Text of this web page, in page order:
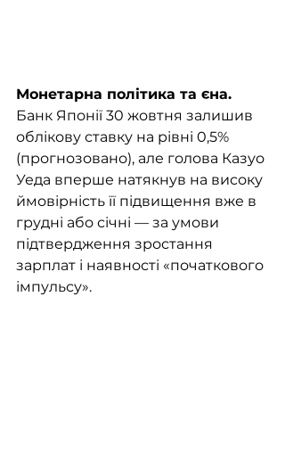
Монетарна політика та єна.
Банк Японії 30 жовтня залишив
облікову ставку на рівні 0,5%
(прогнозовано), але голова Казуо
Уеда вперше натякнув на високу
ймовірність її підвищення вже в
грудні або січні — за умови
підтвердження зростання
зарплат і наявності «початкового
імпульсу».